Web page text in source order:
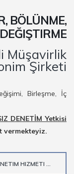
BÖLÜNME,
Müşavirlik
Şirketi
Birleşme, İç
DENETİM Yetkisi
vermekteyiz.
HIZMETI ...